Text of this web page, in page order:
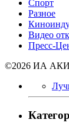
Спорт
Разное
Видео
Пресс-
©2026 ИА